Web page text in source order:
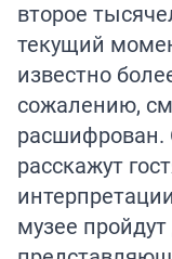
второе
текущий
известно
сожалению,
расшифрован.
расскажут
музее